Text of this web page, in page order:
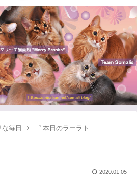
Lapis Luna
Lucia Lino
Lycka Leal
Laula
な毎日 本日のラーラト
2020.01.05